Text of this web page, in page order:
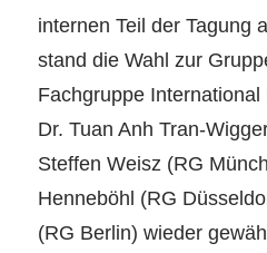
internen Teil der Tagung
stand die Wahl zur
Fachgruppe
Dr. Tuan Anh Tran-
Steffen Weisz (RG
Henneböhl (RG
(RG Berlin) wieder